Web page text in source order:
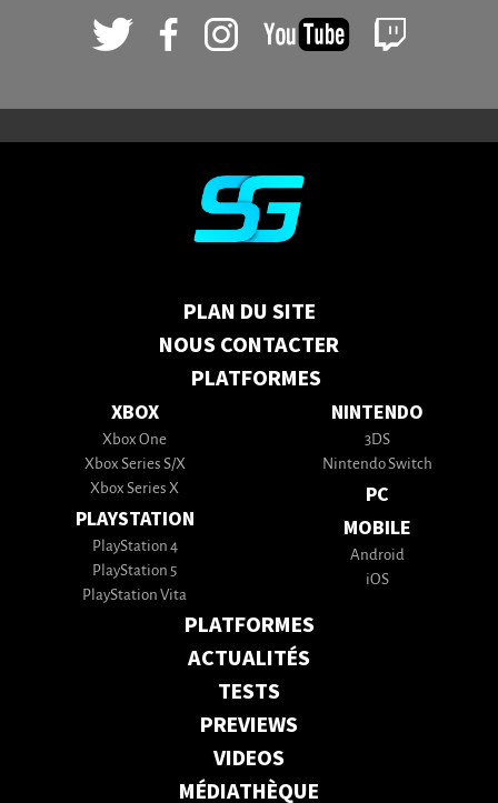
PLAN DU SITE
NOUS CONTACTER
PLATFORMES
XBOX
Xbox One
Xbox Series S/X
Xbox Series X
PLAYSTATION
PlayStation 4
PlayStation 5
PlayStation Vita
NINTENDO
3DS
Nintendo Switch
PC
MOBILE
Android
iOS
PLATFORMES
ACTUALITÉS
TESTS
PREVIEWS
VIDEOS
MÉDIATHÈQUE